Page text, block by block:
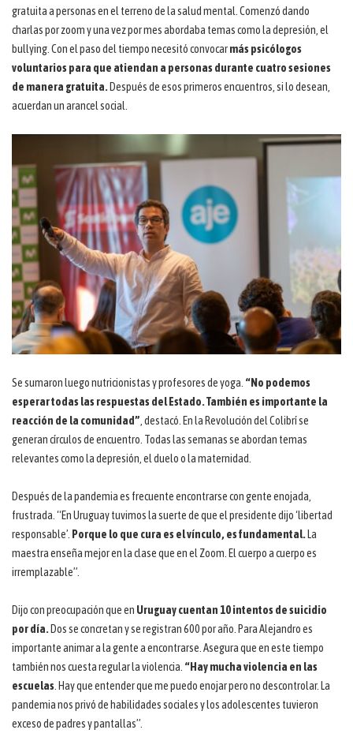
gratuita a personas en el terreno de la salud mental. Comenzó dando
charlas por zoom y una vez por mes abordaba temas como la depresión, el
bullying. Con el paso del tiempo necesitó convocarmás psicólogos
voluntarios para que atiendan a personas durante cuatro sesiones
de manera gratuita. Después de esos primeros encuentros, si lo desean,
acuerdan un arancel social.
Se sumaron luego nutricionistas y profesores de yoga. “No podemos
esperar todas las respuestas del Estado. También es importante la
reacción de la comunidad” , destacó. En la Revolución del Colibrí se
generan círculos de encuentro. Todas las semanas se abordan temas
relevantes como la depresión, el duelo o la maternidad.
Después de la pandemia es frecuente encontrarse con gente enojada,
frustrada. “En Uruguay tuvimos la suerte de que el presidente dijo ‘libertad
responsable’. Porque lo que cura es el vínculo, es fundamental. La
maestra enseña mejor en la clase que en el Zoom. El cuerpo a cuerpo es
irremplazable”.
Dijo con preocupación que en Uruguay cuentan 10 intentos de suicidio
por día. Dos se concretan y se registran 600 por año. Para Alejandro es
importante animar a la gente a encontrarse. Asegura que en este tiempo
también nos cuesta regular la violencia. “Hay mucha violencia en las
escuelas . Hay que entender que me puedo enojar pero no descontrolar. La
pandemia nos privó de habilidades sociales y los adolescentes tuvieron
exceso de padres y pantallas”.